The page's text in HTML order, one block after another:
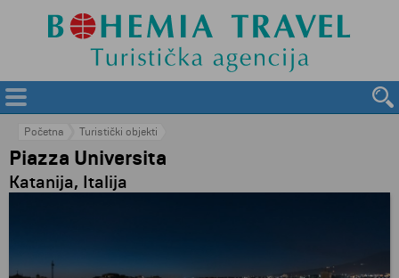
Početna Turistički objekti
Piazza Universita
Katanija, Italija